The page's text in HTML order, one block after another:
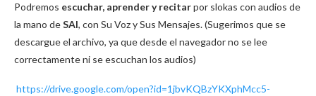
Podremos escuchar, aprender y recitarpor slokas con audios de
la mano deSAI, con Su Voz y Sus Mensajes. (Sugerimos que se
descargue el archivo, ya que desde el navegador no se lee
correctamente ni se escuchan los audios)
https://drive.google.com/open?id=1jbvKQBzYKXphMcc5-